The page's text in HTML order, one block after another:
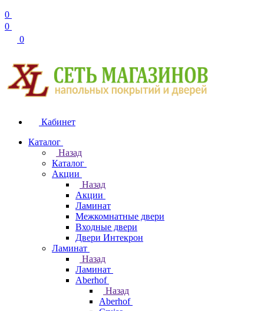
0
0
0
Кабинет
Каталог
Назад
Каталог
Акции
Назад
Акции
Ламинат
Межкомнатные двери
Входные двери
Двери Интекрон
Ламинат
Назад
Ламинат
Aberhof
Назад
Aberhof